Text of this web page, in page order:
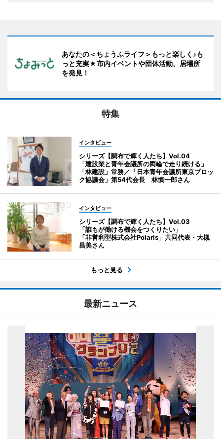
あなたの＜ちょうふライフ＞もっと楽しく♪も
っと充実★市内イベントや団体活動、居場所
を発見！
特集
インタビュー
シリーズ【調布で輝く人たち】Vol.04
「建設業と青年会議所の両輪で走り続ける」
「林建設」常務／「日本青年会議所東京ブロッ
ク協議会」第54代会長 林慎一郎さん
インタビュー
シリーズ【調布で輝く人たち】Vol.03
「誰もが働ける機会をつくりたい」
「非営利型株式会社Polaris」共同代表・大槻
昌美さん
もっと見る
最新ニュース